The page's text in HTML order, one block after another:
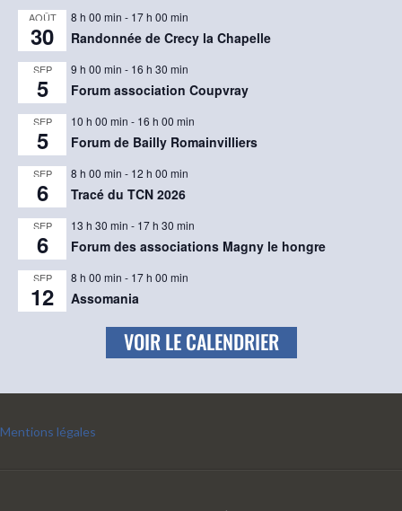
AOÛT
30
8 h 00 min - 17 h 00 min
Randonnée de Crecy la Chapelle
SEP
5
9 h 00 min - 16 h 30 min
Forum association Coupvray
SEP
5
10 h 00 min - 16 h 00 min
Forum de Bailly Romainvilliers
SEP
6
8 h 00 min - 12 h 00 min
Tracé du TCN 2026
SEP
6
13 h 30 min - 17 h 30 min
Forum des associations Magny le hongre
SEP
12
8 h 00 min - 17 h 00 min
Assomania
VOIR LE CALENDRIER
Mentions légales